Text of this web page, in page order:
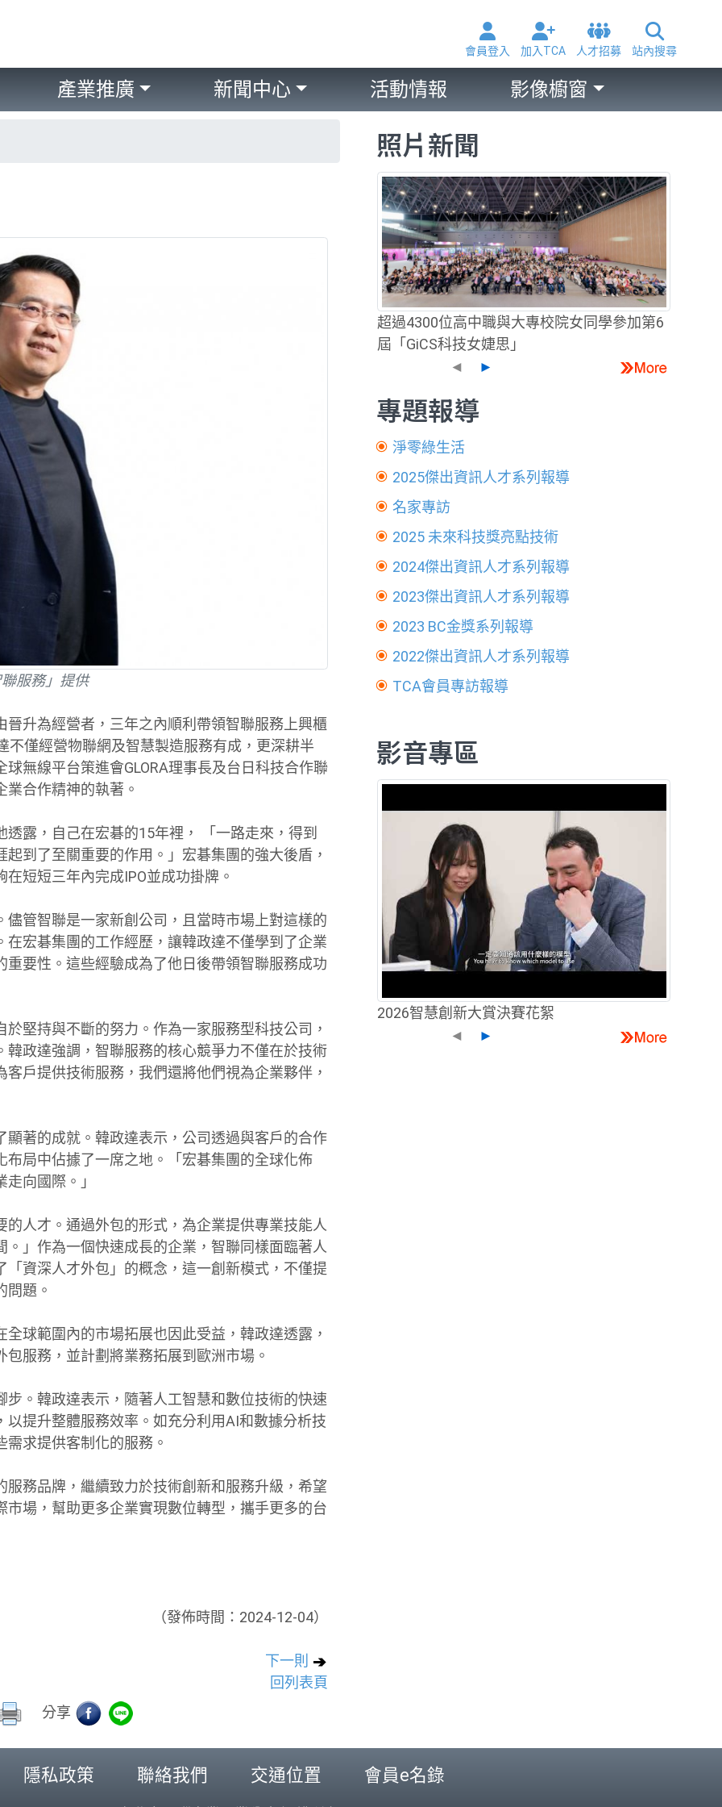
會員登入 加入TCA 人才招募 站內搜尋
產業推廣 新聞中心 活動情報 影像櫥窗
服務」提供
升為經營者，三年之內順利帶領智聯服務上興櫃
僅經營物聯網及智慧製造服務有成，更深耕半
無線平台策進會GLORA理事長及台日科技合作聯
合作精神的執著。
露，自己在宏碁的15年裡， 「一路走來，得到
到了至關重要的作用。」宏碁集團的強大後盾，
短短三年內完成IPO並成功掛牌。
管智聯是一家新創公司，且當時市場上對這樣的
宏碁集團的工作經歷，讓韓政達不僅學到了企業
要性。這些經驗成為了他日後帶領智聯服務成功
堅持與不斷的努力。作為一家服務型科技公司，
政達強調，智聯服務的核心競爭力不僅在於技術
戶提供技術服務，我們還將他們視為企業夥伴，
著的成就。韓政達表示，公司透過與客戶的合作
局中佔據了一席之地。「宏碁集團的全球化佈
向國際。」
人才。通過外包的形式，為企業提供專業技能人
」作為一個快速成長的企業，智聯同樣面臨著人
資深人才外包」的概念，這一創新模式，不僅提
問題。
球範圍內的市場拓展也因此受益，韓政達透露，
服務，並計劃將業務拓展到歐洲市場。
。韓政達表示，隨著人工智慧和數位技術的快速
提升整體服務效率。如充分利用AI和數據分析技
求提供客制化的服務。
務品牌，繼續致力於技術創新和服務升級，希望
場，幫助更多企業實現數位轉型，攜手更多的台
（發佈時間：2024-12-04）
下一則
回列表頁
分享
照片新聞
超過4300位高中職與大專校院女同學參加第6
屆「GiCS科技女婕思」
◄
►
專題報導
淨零綠生活
2025傑出資訊人才系列報導
名家專訪
2025 未來科技獎亮點技術
2024傑出資訊人才系列報導
2023傑出資訊人才系列報導
2023 BC金獎系列報導
2022傑出資訊人才系列報導
TCA會員專訪報導
影音專區
2026智慧創新大賞決賽花絮
◄
►
隱私政策 聯絡我們 交通位置 會員e名錄